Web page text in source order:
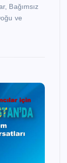
Bağımsız
ve